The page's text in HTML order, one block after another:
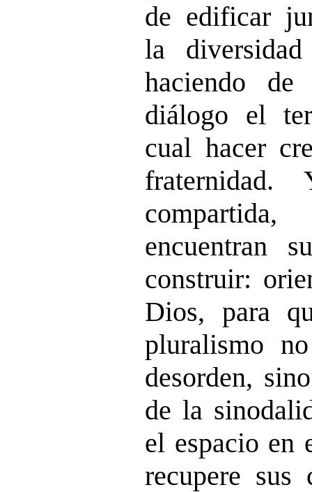
de edificar
la
haciendo
diálogo el
cual hacer
encuentran
construir:
Dios, para
pluralismo
desorden,
de la
el espacio en
recupere sus